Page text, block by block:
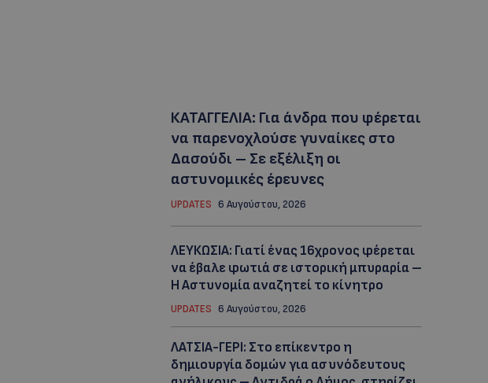
ΚΑΤΑΓΓΕΛΙΑ: Για άνδρα που φέρεται
να παρενοχλούσε γυναίκες στο
Δασούδι – Σε εξέλιξη οι
αστυνομικές έρευνες
UPDATES 6 Αυγούστου, 2026
ΛΕΥΚΩΣΙΑ: Γιατί ένας 16χρονος φέρεται
να έβαλε φωτιά σε ιστορική μπυραρία –
Η Αστυνομία αναζητεί το κίνητρο
UPDATES 6 Αυγούστου, 2026
ΛΑΤΣΙΑ-ΓΕΡΙ: Στο επίκεντρο η
δημιουργία δομών για ασυνόδευτους